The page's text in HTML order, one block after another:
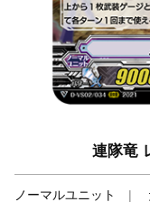
連隊竜
ノーマルユニット